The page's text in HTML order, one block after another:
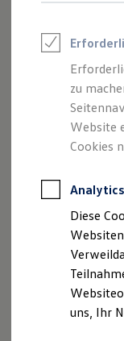
Leasing
Kfz-
zu
Website
Cookies
Diese
uns, Ihr